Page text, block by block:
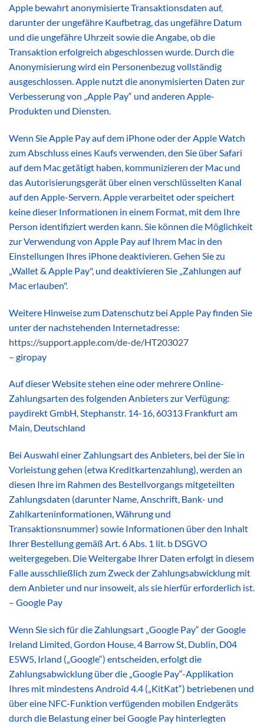
Apple bewahrt anonymisierte Transaktionsdaten auf,
darunter der ungefähre Kaufbetrag, das ungefähre Datum
und die ungefähre Uhrzeit sowie die Angabe, ob die
Transaktion erfolgreich abgeschlossen wurde. Durch die
Anonymisierung wird ein Personenbezug vollständig
ausgeschlossen. Apple nutzt die anonymisierten Daten zur
Verbesserung von „Apple Pay“ und anderen Apple-
Produkten und Diensten.
Wenn Sie Apple Pay auf dem iPhone oder der Apple Watch
zum Abschluss eines Kaufs verwenden, den Sie über Safari
auf dem Mac getätigt haben, kommunizieren der Mac und
das Autorisierungsgerät über einen verschlüsselten Kanal
auf den Apple-Servern. Apple verarbeitet oder speichert
keine dieser Informationen in einem Format, mit dem Ihre
Person identifiziert werden kann. Sie können die Möglichkeit
zur Verwendung von Apple Pay auf Ihrem Mac in den
Einstellungen Ihres iPhone deaktivieren. Gehen Sie zu
„Wallet & Apple Pay", und deaktivieren Sie „Zahlungen auf
Mac erlauben".
Weitere Hinweise zum Datenschutz bei Apple Pay finden Sie
unter der nachstehenden Internetadresse:
https://support.apple.com/de-de/HT203027
– giropay
Auf dieser Website stehen eine oder mehrere Online-
Zahlungsarten des folgenden Anbieters zur Verfügung:
paydirekt GmbH, Stephanstr. 14-16, 60313 Frankfurt am
Main, Deutschland
Bei Auswahl einer Zahlungsart des Anbieters, bei der Sie in
Vorleistung gehen (etwa Kreditkartenzahlung), werden an
diesen Ihre im Rahmen des Bestellvorgangs mitgeteilten
Zahlungsdaten (darunter Name, Anschrift, Bank- und
Zahlkarteninformationen, Währung und
Transaktionsnummer) sowie Informationen über den Inhalt
Ihrer Bestellung gemäß Art. 6 Abs. 1 lit. b DSGVO
weitergegeben. Die Weitergabe Ihrer Daten erfolgt in diesem
Falle ausschließlich zum Zweck der Zahlungsabwicklung mit
dem Anbieter und nur insoweit, als sie hierfür erforderlich ist.
– Google Pay
Wenn Sie sich für die Zahlungsart „Google Pay“ der Google
Ireland Limited, Gordon House, 4 Barrow St, Dublin, D04
E5W5, Irland („Google“) entscheiden, erfolgt die
Zahlungsabwicklung über die „Google Pay“-Applikation
Ihres mit mindestens Android 4.4 („KitKat“) betriebenen und
über eine NFC-Funktion verfügenden mobilen Endgeräts
durch die Belastung einer bei Google Pay hinterlegten